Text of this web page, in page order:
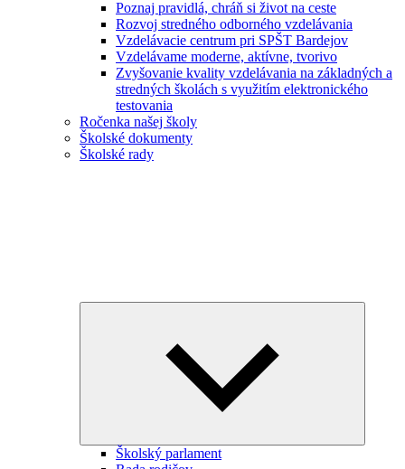
Poznaj pravidlá, chráň si život na ceste
Rozvoj stredného odborného vzdelávania
Vzdelávacie centrum pri SPŠT Bardejov
Vzdelávame moderne, aktívne, tvorivo
Zvyšovanie kvality vzdelávania na základných a
stredných školách s využitím elektronického
testovania
Ročenka našej školy
Školské dokumenty
Školské rady
Školský parlament